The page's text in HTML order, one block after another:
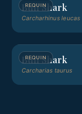
REQUIN
Bull Shark
Carcharhinus leucas
REQUIN
Bull Shark
Carcharias taurus